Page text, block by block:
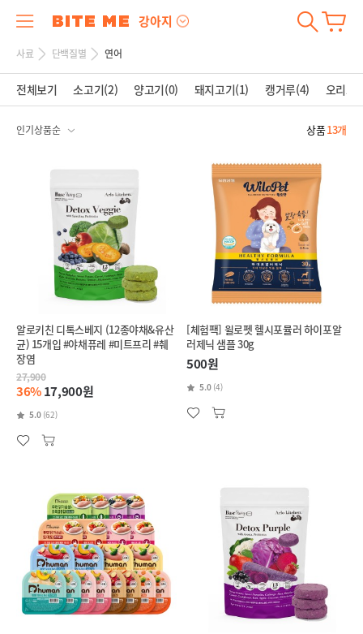
강아지
사료 단백질별 연어
전체보기 소고기(2) 양고기(0) 돼지고기(1) 캥거루(4) 오리고
상품13개
알로키친 디톡스베지 (12종야채&유산
균) 15개입 #야채퓨레 #미트프리 #췌
장염
27,900
36%17,900원
5.0 (62)
[체험팩] 윌로펫 헬시포뮬러 하이포알
러제닉 샘플 30g
500원
5.0 (4)